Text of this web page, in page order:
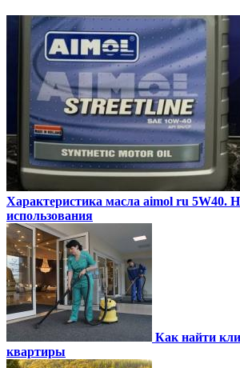
Характеристика масла aimol ru 5W40.
использования
Как найти
квартиры